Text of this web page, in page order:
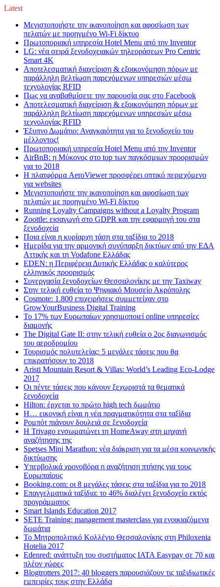
Latest
Μεγιστοποιήστε την ικανοποίηση και αφοσίωση των
πελατών με προηγμένο Wi-Fi δίκτυο
Πρωτοποριακή υπηρεσία Hotel Menu από την Inventor
LG: νέα σειρά ξενοδοχειακών τηλεοράσεων Pro Centric
Smart 4K
Αποτελεσματική διαχείριση & εξοικονόμηση πόρων με
παράλληλη βελτίωση παρεχόμενων υπηρεσιών μέσω
τεχνολογίας RFID
Πως να αναβαθμίσετε την παρουσία σας στο Facebook
Αποτελεσματική διαχείριση & εξοικονόμηση πόρων με
παράλληλη βελτίωση παρεχόμενων υπηρεσιών μέσω
τεχνολογίας RFID
Έξυπνο Δωμάτιο: Αναγκαιότητα για το ξενοδοχείο του
μέλλοντος!
Πρωτοποριακή υπηρεσία Hotel Menu από την Inventor
AirBnB: η Μύκονος στο top των παγκόσμιων προορισμών
για το 2018
Η πλατφόρμα AeroViewer προσφέρει οπτικό περιεχόμενο
για websites
Μεγιστοποιήστε την ικανοποίηση και αφοσίωση των
πελατών με προηγμένο Wi-Fi δίκτυο
Running Loyalty Campaigns without a Loyalty Program
Zoottle: εισαγωγή στο GDPR και την εφαρμογή του στα
ξενοδοχεία
Ποια είναι η κυρίαρχη τάση στα ταξίδια το 2018
Ημερίδα για την αρμονική συνύπαρξη δικτύων από την ΕΔΑ
Αττικής και τη Vodafone Ελλάδας
EDEN: η Περιφέρεια Δυτικής Ελλάδας ο καλύτερος
ελληνικός προορισμός
Συνεργασία ξενοδοχείων Θεσσαλονίκης με την Taxiway
Στην τελική ευθεία το Ψηφιακό Μουσείο Ακρόπολης
Cosmote: 1.800 επιχειρήσεις συμμετείχαν στο
GrowYourBusiness Digital Training
Το 17% των Ευρωπαίων χρησιμοποιεί online υπηρεσίες
διαμονής
The Digital Gate II: στην τελική ευθεία ο 2ος διαγωνισμός
του αεροδρομίου
Τουρισμός πολυτελείας: 5 μεγάλες τάσεις που θα
επικρατήσουν το 2018
Aristi Mountain Resort & Villas: World’s Leading Eco-Lodge
2017
Οι πέντε τάσεις που κάνουν ξεχωριστά τα θεματικά
ξενοδοχεία
Hilton: έρχεται τo πρώτο high tech δωμάτιο
Η… εικονική είναι η νέα πραγματικότητα στα ταξίδια
Ρομπότ πιάνουν δουλειά σε ξενοδοχεία
Η Trivago ενσωματώνει τη HomeAway στη μηχανή
αναζήτησης της
Spetses Mini Marathon: νέα διάκριση για τα μέσα κοινωνικής
δικτύωσης
Υπερβολικά χρονοβόρα η αναζήτηση πτήσης για τους
Ευρωπαίους
Booking.com: οι 8 μεγάλες τάσεις στα ταξίδια για το 2018
Επαγγελματικά ταξίδια: το 46% διαλέγει ξενοδοχείο εκτός
προγράμματος
Smart Islands Education 2017
SETE Training: management masterclass για ενοικιαζόμενα
δωμάτια
Το Μητροπολιτικό Κολλέγιο Θεσσαλονίκης στη Philoxenia
Hotelia 2017
Edenred: ανάπτυξη του συστήματος IATA Easypay σε 70 και
πλέον χώρες
Blogtrotters 2017: 40 bloggers παρουσιάζουν τις ταξιδιωτικές
εμπειρίες τους στην Ελλάδα